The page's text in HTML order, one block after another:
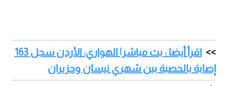
اقرأ أيضا : بث مباشر| الهواري: الأردن سجل 163
إصابة بالحصبة بين شهري نيسان وحزيران